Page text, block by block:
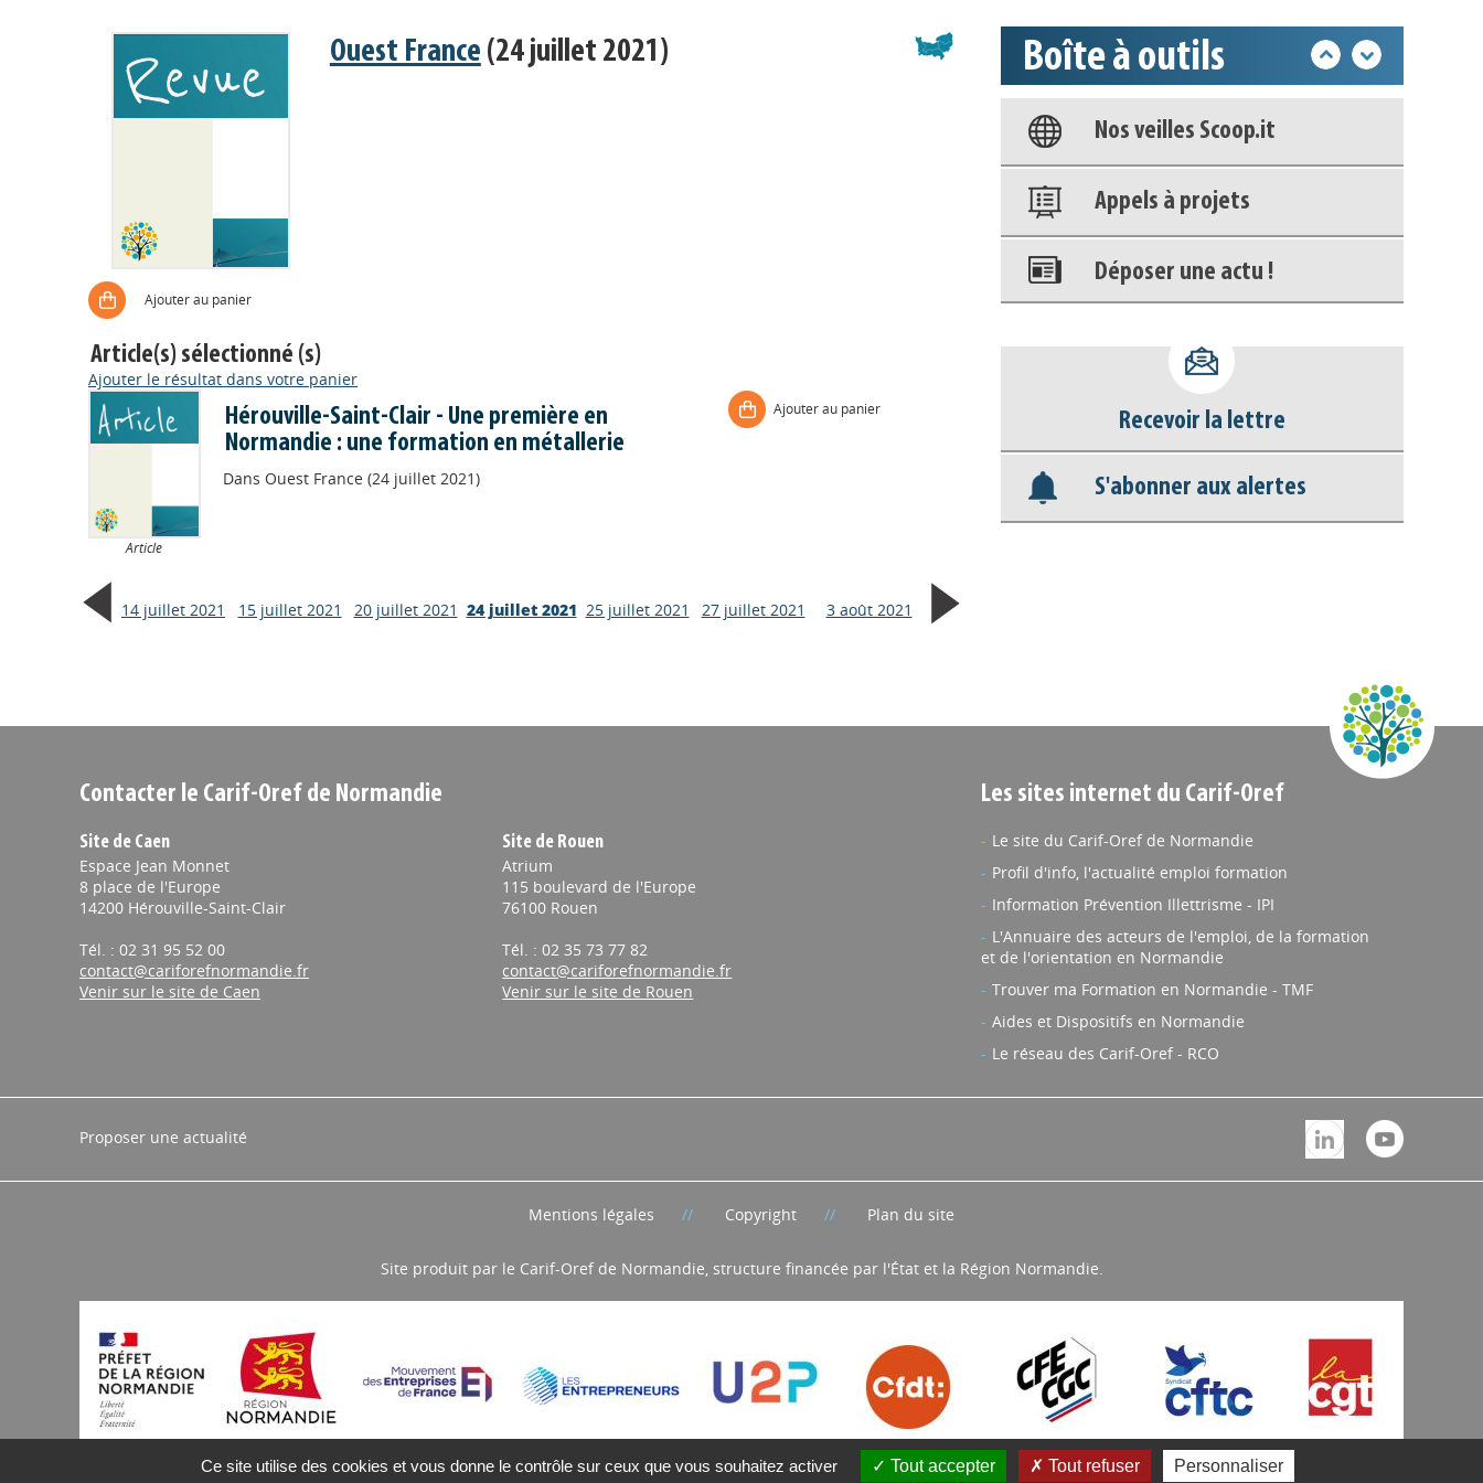
Ajouter au panier
Ouest France (24 juillet 2021)
Article(s) sélectionné (s)
Ajouter le résultat dans votre panier
Article
Hérouville-Saint-Clair - Une première en
Normandie : une formation en métallerie
Dans Ouest France (24 juillet 2021)
Ajouter au panier
14 juillet 2021 15 juillet 2021 20 juillet 2021 24 juillet 2021 25 juillet 2021 27 juillet 2021 3 août 2021
Boîte à outils
Base documentaire
Nos veilles Scoop.it
Appels à projets
Déposer une actu !
déconnecter)
Base documentaire
Nos veilles Scoop.it
Recevoir la lettre
S'abonner aux alertes
Contacter le Carif-Oref de Normandie
Site de Caen
Espace Jean Monnet
8 place de l'Europe
14200 Hérouville-Saint-Clair
Tél. : 02 31 95 52 00
contact@cariforefnormandie.fr
Venir sur le site de Caen
Site de Rouen
Atrium
115 boulevard de l'Europe
76100 Rouen
Tél. : 02 35 73 77 82
contact@cariforefnormandie.fr
Venir sur le site de Rouen
Les sites internet du Carif-Oref
Le site du Carif-Oref de Normandie
Profil d'info, l'actualité emploi formation
Information Prévention Illettrisme - IPI
L'Annuaire des acteurs de l'emploi, de la formation
et de l'orientation en Normandie
Trouver ma Formation en Normandie - TMF
Aides et Dispositifs en Normandie
Le réseau des Carif-Oref - RCO
Proposer une actualité
Mentions légales Copyright Plan du site
Site produit par le Carif-Oref de Normandie, structure financée par l'État et la Région Normandie.
Ce site utilise des cookies et vous donne le contrôle sur ceux que vous souhaitez activer Tout accepter Tout refuser Personnaliser